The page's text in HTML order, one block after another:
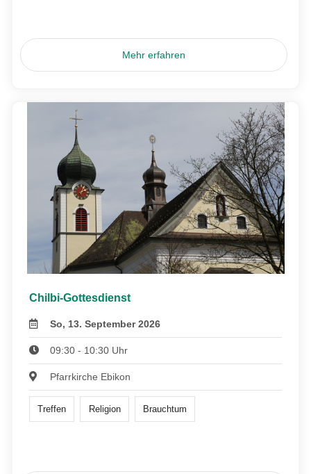
Mehr erfahren
Chilbi-Gottesdienst
So, 13. September 2026
09:30 - 10:30 Uhr
Pfarrkirche Ebikon
Treffen Religion Brauchtum